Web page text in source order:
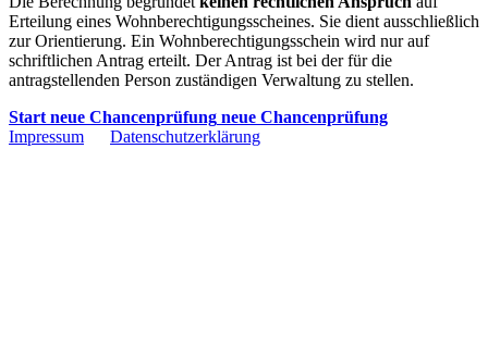
Erteilung eines Wohnberechtigungsscheines. Sie dient ausschließlich
zur Orientierung. Ein Wohnberechtigungsschein wird nur auf
schriftlichen Antrag erteilt. Der Antrag ist bei der für die
antragstellenden Person zuständigen Verwaltung zu stellen.
Start neue Chancenprüfung neue Chancenprüfung
Impressum
Datenschutzerklärung